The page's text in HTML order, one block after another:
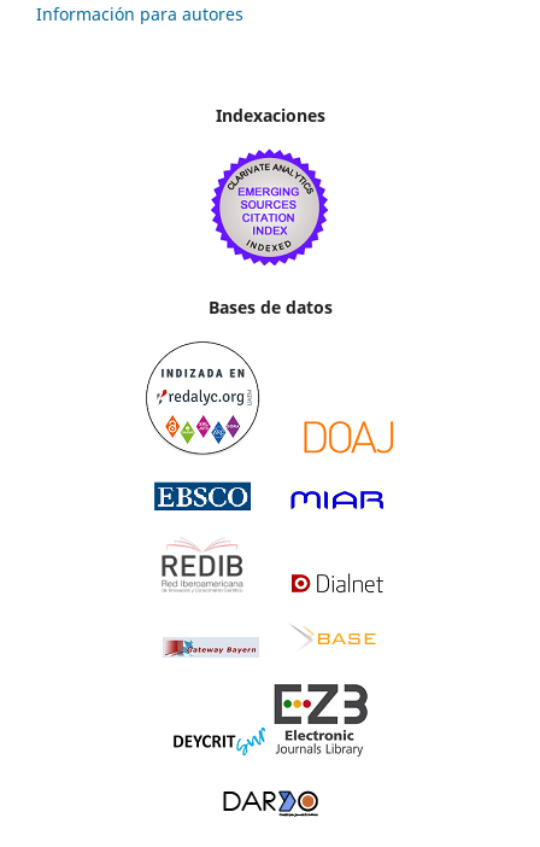
Información para autores
Indexaciones
Bases de datos